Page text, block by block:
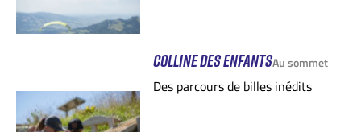
COLLINE DES ENFANTSAu sommet
Des parcours de billes inédits